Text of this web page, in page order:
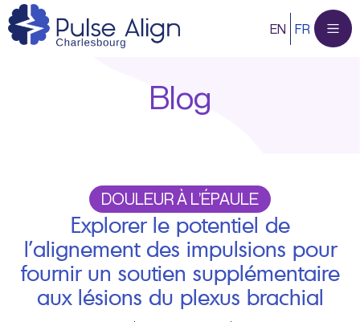
Aller
au
EN FR
Blog
DOULEUR À L’ÉPAULE
Explorer le potentiel de
l’alignement des impulsions pour
fournir un soutien supplémentaire
aux lésions du plexus brachial